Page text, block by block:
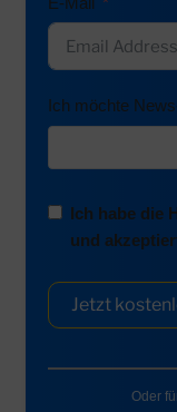
Ich möchte
Ich habe die
und
Jetzt
Oder